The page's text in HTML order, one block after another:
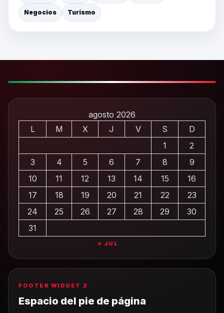
Negocios Turismo
agosto 2026
L
M X J V S
D
1
2
3
4 5 6 7 8
9
10
11 12 13 14 15
16
17
18 19 20 21 22
23
24
25 26 27 28 29
30
31
« JUL
FOOTER WIDGET 2
Espacio del pie de página